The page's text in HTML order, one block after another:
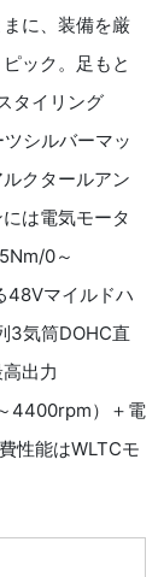
に、装備を厳
ック。足もと
タイリング
シルバーマッ
クタールアン
は電気モータ
0～
48Vマイルドハ
3気筒DOHC直
出力
4400rpm）＋電
性能はWLTCモ